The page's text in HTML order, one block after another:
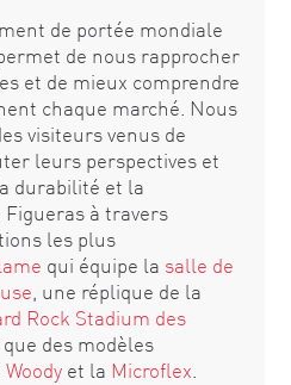
de portée mondiale
de nous rapprocher
et de mieux comprendre
chaque marché. Nous
visiteurs venus de
leurs perspectives et
durabilité et la
à travers
les plus
qui équipe la salle de
, une réplique de la
Rock Stadium des
des modèles
Woodyet la Microflex